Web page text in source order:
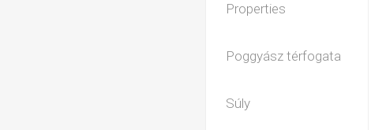
Properties
Poggyász térfogata
Súly